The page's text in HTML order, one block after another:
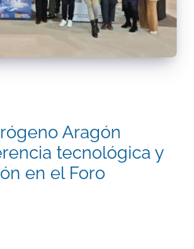
Aragón
tecnológica y
en el Foro